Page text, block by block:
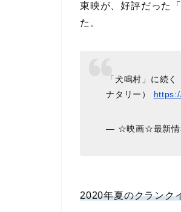
東映が、好評だった
た。
「犬鳴村」に続
ナタリー）
— ☆映画☆最新情
2020年夏のクランク